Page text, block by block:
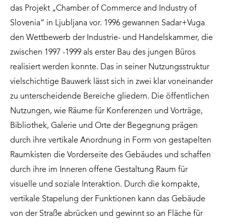
das Projekt „Chamber of Commerce and Industry of
Slovenia“ in Ljubljana vor. 1996 gewannen Sadar+Vuga
den Wettbewerb der Industrie- und Handelskammer, die
zwischen 1997 -1999 als erster Bau des jungen Büros
realisiert werden konnte. Das in seiner Nutzungsstruktur
vielschichtige Bauwerk lässt sich in zwei klar voneinander
zu unterscheidende Bereiche gliedern. Die öffentlichen
Nutzungen, wie Räume für Konferenzen und Vorträge,
Bibliothek, Galerie und Orte der Begegnung prägen
durch ihre vertikale Anordnung in Form von gestapelten
Raumkisten die Vorderseite des Gebäudes und schaffen
durch ihre im Inneren offene Gestaltung Raum für
visuelle und soziale Interaktion. Durch die kompakte,
vertikale Stapelung der Funktionen kann das Gebäude
von der Straße abrücken und gewinnt so an Fläche für